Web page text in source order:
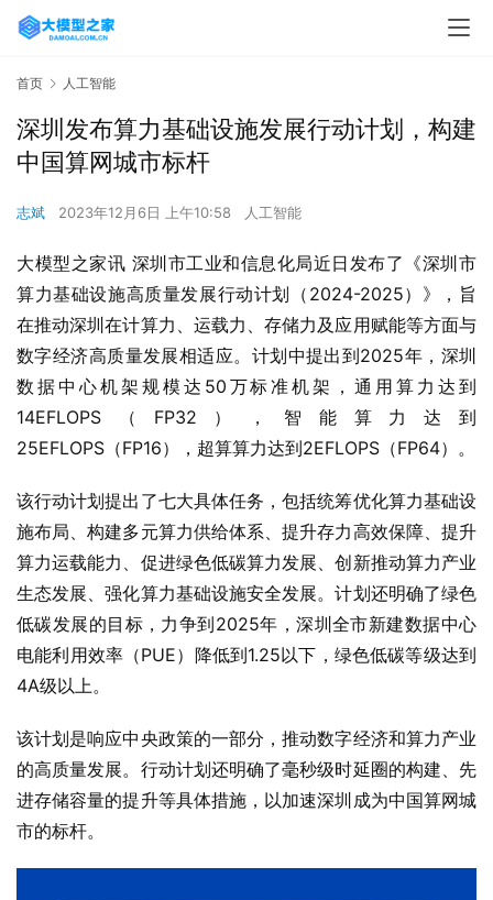
首页 人工智能
深圳发布算力基础设施发展行动计划，构建
中国算网城市标杆
志斌 2023年12月6日 上午10:58 人工智能
大模型之家讯 深圳市工业和信息化局近日发布了《深圳市
算力基础设施高质量发展行动计划（2024-2025）》，旨
在推动深圳在计算力、运载力、存储力及应用赋能等方面与
数字经济高质量发展相适应。计划中提出到2025年，深圳
数据中心机架规模达50万标准机架，通用算力达到
14EFLOPS（FP32），智能算力达到
25EFLOPS（FP16），超算算力达到2EFLOPS（FP64）。
该行动计划提出了七大具体任务，包括统筹优化算力基础设
施布局、构建多元算力供给体系、提升存力高效保障、提升
算力运载能力、促进绿色低碳算力发展、创新推动算力产业
生态发展、强化算力基础设施安全发展。计划还明确了绿色
低碳发展的目标，力争到2025年，深圳全市新建数据中心
电能利用效率（PUE）降低到1.25以下，绿色低碳等级达到
4A级以上。
该计划是响应中央政策的一部分，推动数字经济和算力产业
的高质量发展。行动计划还明确了毫秒级时延圈的构建、先
进存储容量的提升等具体措施，以加速深圳成为中国算网城
市的标杆。